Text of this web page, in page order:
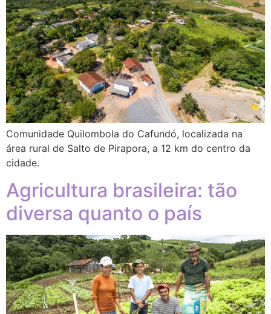
Comunidade Quilombola do Cafundó, localizada na
área rural de Salto de Pirapora, a 12 km do centro da
cidade.
Agricultura brasileira: tão
diversa quanto o país